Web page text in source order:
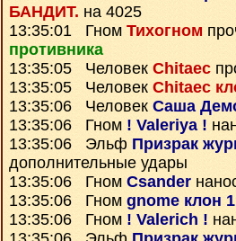
БАНДИТ. на 4025
13:35:01 Гном Тихогном
противника
13:35:05 Человек Chitaec
13:35:05 Человек Chitaec
13:35:06 Человек Саша
13:35:06 Гном ! Valeriya !
13:35:06 Эльф Призрак
дополнительные удары
13:35:06 Гном Csander
13:35:06 Гном gnome клон 1
13:35:06 Гном ! Valerich !